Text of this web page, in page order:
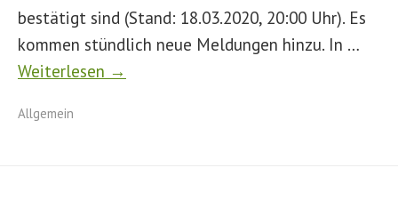
bestätigt sind (Stand: 18.03.2020, 20:00 Uhr). Es
kommen stündlich neue Meldungen hinzu. In …
Weiterlesen →
Allgemein